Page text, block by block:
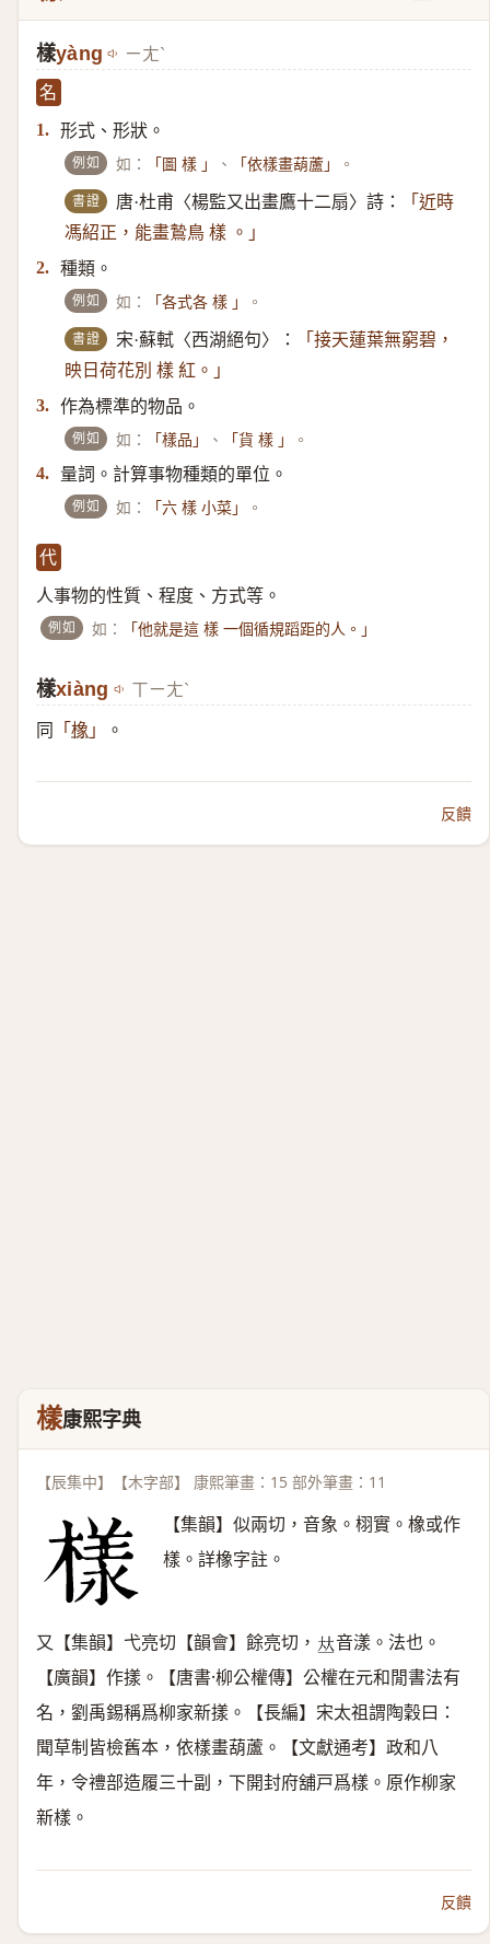
樣yàng ㄧㄤˋ
名
1. 形式、形狀。
例如 如： 「圖 樣 」 、 「依樣畫葫蘆」 。
書證 唐·杜甫〈楊監又出畫鷹十二扇〉詩：
「近時
馮紹正，能畫鷙鳥 樣 。」
2. 種類。
例如 如： 「各式各 樣 」 。
書證 宋·蘇軾〈西湖絕句〉：
「接天蓮葉無窮碧，
映日荷花別 樣 紅。」
3. 作為標準的物品。
例如 如： 「樣品」 、 「貨 樣 」 。
4. 量詞。計算事物種類的單位。
例如 如： 「六 樣 小菜」 。
代
人事物的性質、程度、方式等。
例如 如： 「他就是這 樣 一個循規蹈距的人。」
樣xiàng ㄒㄧㄤˋ
同 「 橡 」 。
反饋
樣康熙字典
【辰集中】【木字部】 康熙筆畫：15 部外筆畫：11
【集韻】似兩切，音象。栩實。橡或作
樣。詳橡字註。
又【集韻】弋亮切【韻會】餘亮切， 𠀤音漾。法也。
【廣韻】作㨾。【唐書·柳公權傳】公權在元和閒書法有
名，劉禹錫稱爲柳家新㨾。【長編】宋太祖謂陶穀曰：
聞草制皆檢舊本，依樣畫葫蘆。【文獻通考】政和八
年，令禮部造履三十副，下開封府舖戸爲樣。原作柳家
新樣。
反饋